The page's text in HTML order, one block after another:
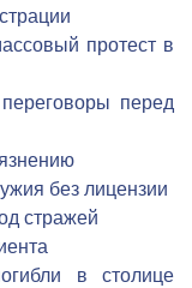
протест в
перед
без лицензии
стражей
в столице